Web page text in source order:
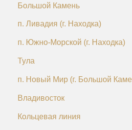
Большой Камень
п. Ливадия (г. Находка)
п. Южно-Морской (г. Находка)
Тула
п. Новый Мир (г. Большой
Владивосток
Кольцевая линия